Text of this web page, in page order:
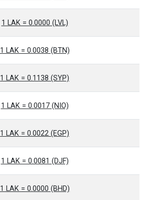
1 LAK = 0.0000 (LVL)
1 LAK = 0.0038 (BTN)
1 LAK = 0.1138 (SYP)
1 LAK = 0.0017 (NIO)
1 LAK = 0.0022 (EGP)
1 LAK = 0.0081 (DJF)
1 LAK = 0.0000 (BHD)